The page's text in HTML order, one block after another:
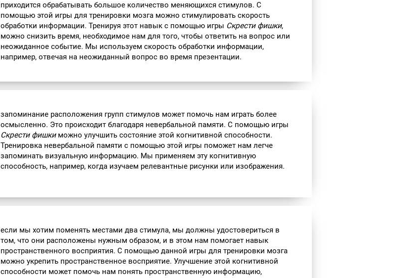
приходится обрабатывать большое количество меняющихся стимулов. С
помощью этой игры для тренировки мозга можно стимулировать скорость
обработки информации. Тренируя этот навык с помощью игры Скрести фишки,
можно снизить время, необходимое нам для того, чтобы ответить на вопрос или
неожиданное событие. Мы используем скорость обработки информации,
например, отвечая на неожиданный вопрос во время презентации.
запоминание расположения групп стимулов может помочь нам играть более
осмысленно. Это происходит благодаря невербальной памяти. С помощью игры
Скрести фишкиможно улучшить состояние этой когнитивной способности.
Тренировка невербальной памяти с помощью этой игры поможет нам легче
запоминать визуальную информацию. Мы применяем эту когнитивную
способность, например, когда изучаем релевантные рисунки или изображения.
если мы хотим поменять местами два стимула, мы должны удостовериться в
том, что они расположены нужным образом, и в этом нам помогает навык
пространственного восприятия. С помощью данной игры для тренировки мозга
можно укрепить пространственное восприятие. Улучшение этой когнитивной
способности может помочь нам понять пространственную информацию,